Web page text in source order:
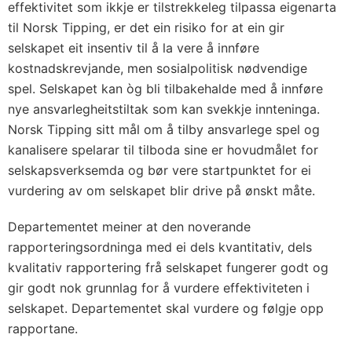
effektivitet som ikkje er tilstrekkeleg tilpassa eigenarta
til Norsk Tipping, er det ein risiko for at ein gir
selskapet eit insentiv til å la vere å innføre
kostnadskrevjande, men sosialpolitisk nødvendige
spel. Selskapet kan òg bli tilbakehalde med å innføre
nye ansvarlegheitstiltak som kan svekkje innteninga.
Norsk Tipping sitt mål om å tilby ansvarlege spel og
kanalisere spelarar til tilboda sine er hovudmålet for
selskapsverksemda og bør vere startpunktet for ei
vurdering av om selskapet blir drive på ønskt måte.
Departementet meiner at den noverande
rapporteringsordninga med ei dels kvantitativ, dels
kvalitativ rapportering frå selskapet fungerer godt og
gir godt nok grunnlag for å vurdere effektiviteten i
selskapet. Departementet skal vurdere og følgje opp
rapportane.